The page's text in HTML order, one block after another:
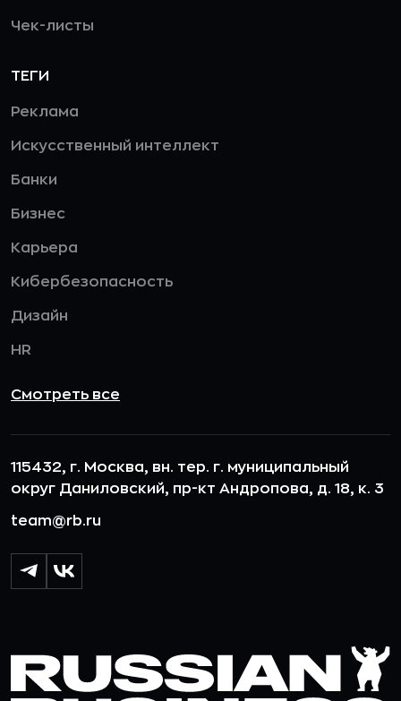
Чек-листы
ТЕГИ
Реклама
Искусственный интеллект
Банки
Бизнес
Карьера
Кибербезопасность
Дизайн
HR
Смотреть все
115432, г. Москва, вн. тер. г. муниципальный
округ Даниловский, пр-кт Андропова, д. 18, к. 3
team@rb.ru